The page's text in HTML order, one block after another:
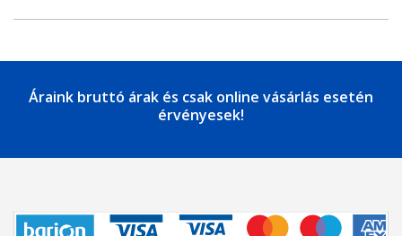
Áraink bruttó árak és csak online vásárlás esetén
érvényesek!